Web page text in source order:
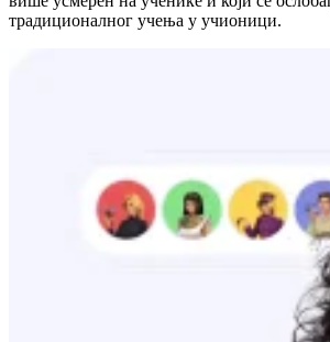
традиционалног учења у учионици.